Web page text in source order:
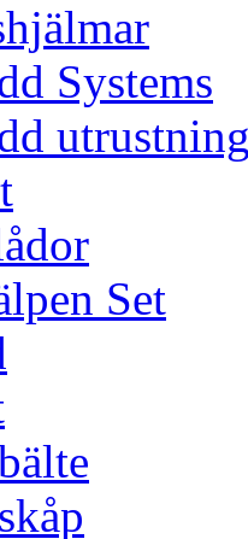
Systems
Set